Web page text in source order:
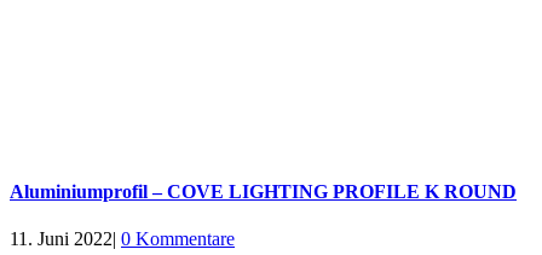
Aluminiumprofil – COVE LIGHTING PROFILE K ROUND
11. Juni 2022| 0 Kommentare